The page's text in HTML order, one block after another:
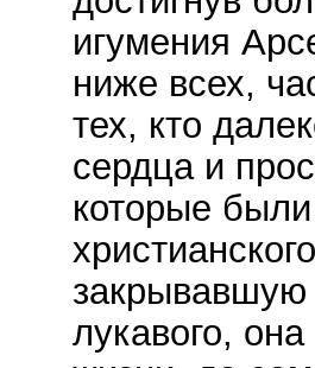
игумения
ниже всех,
тех, кто
сердца и
которые
закрывавшую
лукавого,